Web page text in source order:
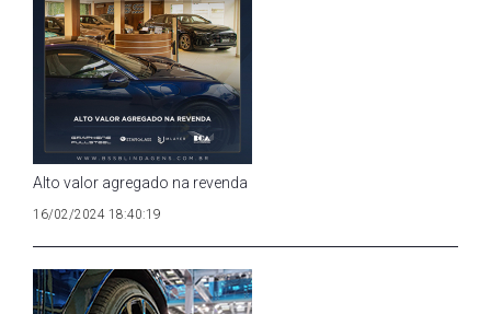
Alto valor agregado na revenda
16/02/2024 18:40:19